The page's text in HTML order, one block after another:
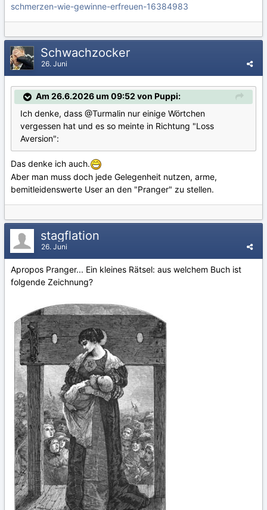
schmerzen-wie-gewinne-erfreuen-16384983
Schwachzocker
26. Juni
Am 26.6.2026 um 09:52 von Puppi:
Ich denke, dass @Turmalin nur einige Wörtchen
vergessen hat und es so meinte in Richtung "Loss
Aversion":
Das denke ich auch.
Aber man muss doch jede Gelegenheit nutzen, arme,
bemitleidenswerte User an den "Pranger" zu stellen.
stagflation
26. Juni
Apropos Pranger... Ein kleines Rätsel: aus welchem Buch ist
folgende Zeichnung?